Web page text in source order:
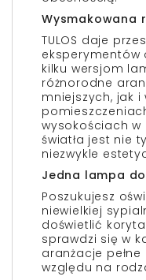
Wysmakowana
TULOS daje
eksperymentów
kilku wersjom
różnorodne
mniejszych, jak i
wysokościach
światła jest nie
niezwykle
Jedna lampa
Poszukujesz
niewielkiej
doświetlić
sprawdzi się w
aranżacje
względu na